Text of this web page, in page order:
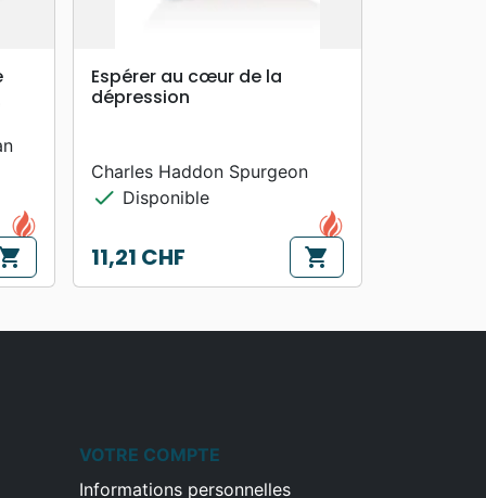
search APERÇU RAPIDE
Espérer au cœur de la
dépression
Charles Haddon Spurgeon
check Disponible
Prix
11,21 CHF shopping_cart
VOTRE COMPTE
Informations personnelles